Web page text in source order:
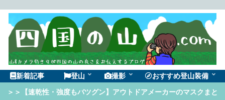
新着記事 登山 撮影 おすすめ登山装備
＞＞【速乾性・強度もバツグン】アウトドアメーカーのマスクまと